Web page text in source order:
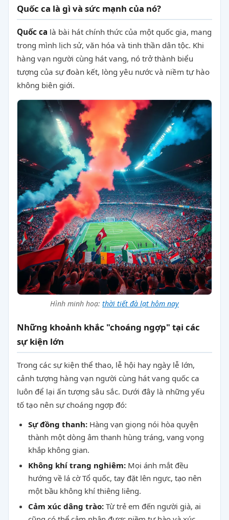
Quốc ca là gì và sức mạnh của nó?
Quốc ca là bài hát chính thức của một quốc gia, mang
trong mình lịch sử, văn hóa và tinh thần dân tộc. Khi
hàng vạn người cùng hát vang, nó trở thành biểu
tượng của sự đoàn kết, lòng yêu nước và niềm tự hào
không biên giới.
Hình minh hoạ: thời tiết đà lạt hôm nay
Những khoảnh khắc "choáng ngợp" tại các
sự kiện lớn
Trong các sự kiện thể thao, lễ hội hay ngày lễ lớn,
cảnh tượng hàng vạn người cùng hát vang quốc ca
luôn để lại ấn tượng sâu sắc. Dưới đây là những yếu
tố tạo nên sự choáng ngợp đó:
Sự đồng thanh: Hàng vạn giọng nói hòa quyện
thành một dòng âm thanh hùng tráng, vang vọng
khắp không gian.
Không khí trang nghiêm: Mọi ánh mắt đều
hướng về lá cờ Tổ quốc, tay đặt lên ngực, tạo nên
một bầu không khí thiêng liêng.
Cảm xúc dâng trào: Từ trẻ em đến người già, ai